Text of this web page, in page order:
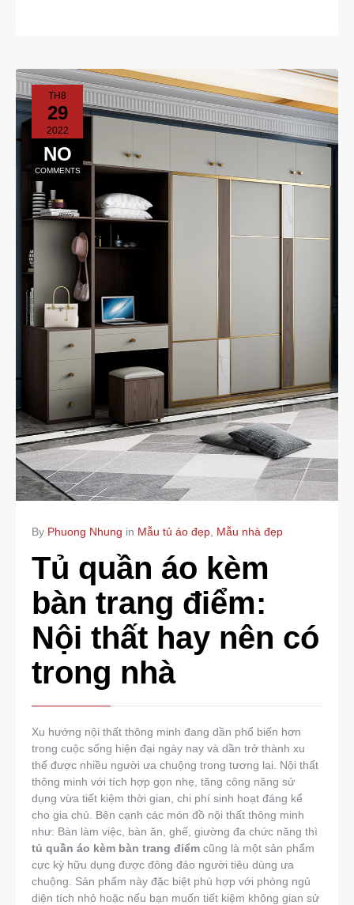
TH8
29
2022
NO
COMMENTS
By Phuong Nhung in Mẫu tủ áo đẹp Mẫu nhà đẹp
Tủ quần áo kèm
bàn trang điểm:
Nội thất hay nên có
trong nhà
Xu hướng nội thất thông minh đang dần phổ biến hơn
trong cuộc sống hiện đại ngày nay và dần trở thành xu
thế được nhiều người ưa chuộng trong tương lai. Nội thất
thông minh với tích hợp gọn nhẹ, tăng công năng sử
dụng vừa tiết kiệm thời gian, chi phí sinh hoạt đáng kể
cho gia chủ. Bên cạnh các món đồ nội thất thông minh
như: Bàn làm việc, bàn ăn, ghế, giường đa chức năng thì
tủ quần áo kèm bàn trang điểm cũng là một sản phẩm
cực kỳ hữu dụng được đông đảo người tiêu dùng ưa
chuộng. Sản phẩm này đặc biệt phù hợp với phòng ngủ
diện tích nhỏ hoặc nếu bạn muốn tiết kiệm không gian sử